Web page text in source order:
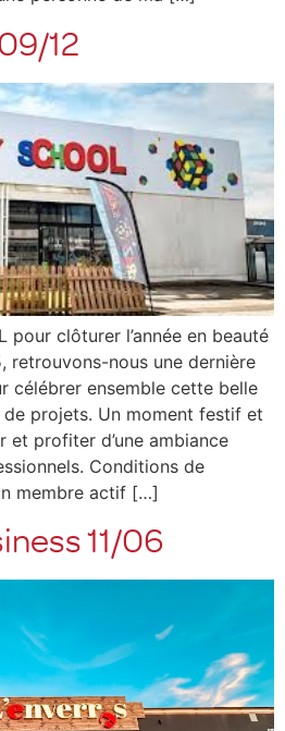
12
pour clôturer l’année en beauté
retrouvons-nous une dernière
célébrer ensemble cette belle
projets. Un moment festif et
et profiter d’une ambiance
Conditions de
membre actif […]
11/06